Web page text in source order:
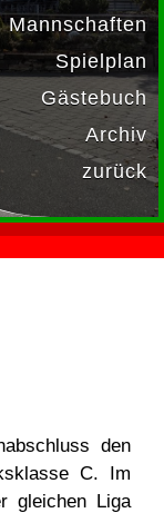
Mannschaften
Spielplan
Gästebuch
Archiv
zurück
den
C. Im
gleichen Liga